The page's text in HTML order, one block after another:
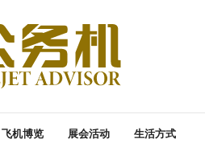
飞机博览 展会活动 生活方式